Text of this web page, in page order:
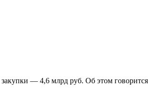
— 4,6 млрд руб. Об этом